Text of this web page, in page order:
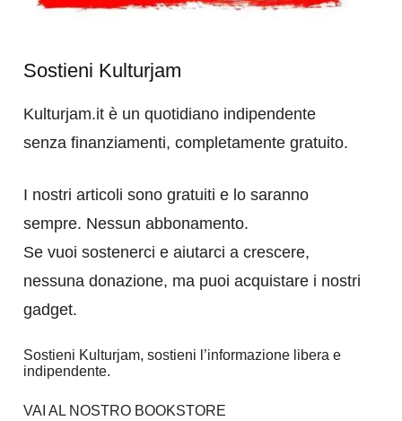
Sostieni Kulturjam
Kulturjam.it è un quotidiano indipendente
senza finanziamenti, completamente gratuito.
I nostri articoli sono gratuiti e lo saranno
sempre. Nessun abbonamento.
Se vuoi sostenerci e aiutarci a crescere,
nessuna donazione, ma puoi acquistare i nostri
gadget.
Sostieni Kulturjam, sostieni l’informazione libera e
indipendente.
VAI AL NOSTRO BOOKSTORE